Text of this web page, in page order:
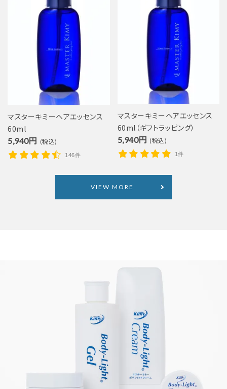
マスターキミーヘアエッセンス
60ml
5,940円 (税込)
146件
マスターキミーヘアエッセンス
60ml（ギフトラッピング）
5,940円 (税込)
1件
VIEW MORE